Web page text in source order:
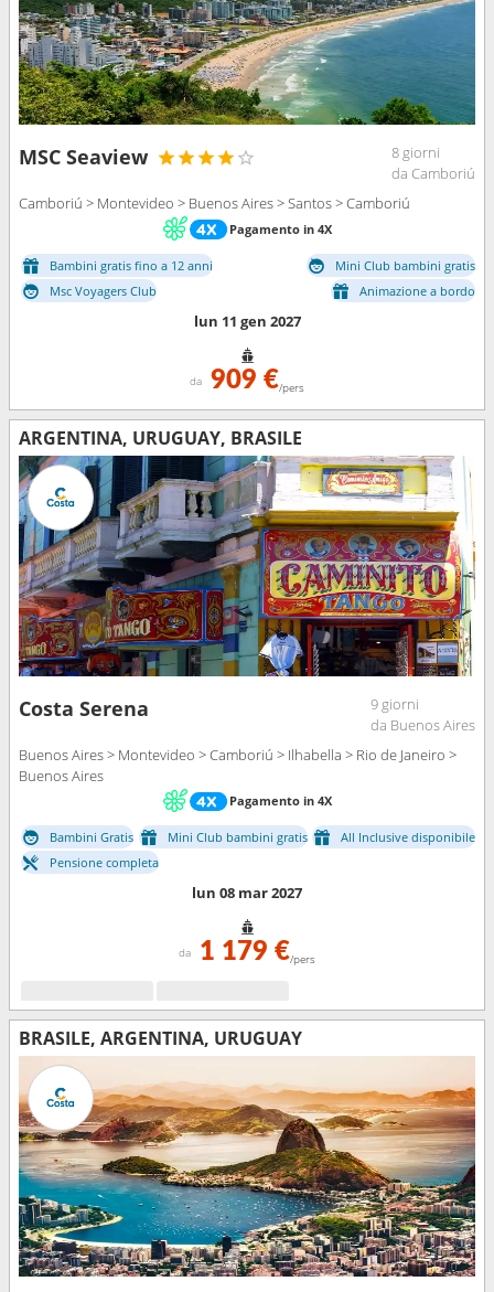
MSC Seaview
8 giorni
da Camboriú
Camboriú > Montevideo > Buenos Aires > Santos > Camboriú
Pagamento in 4X
Bambini gratis fino a 12 anni
Mini Club bambini gratis
Msc Voyagers Club
Animazione a bordo
lun 11 gen 2027
da 909 €/pers
ARGENTINA, URUGUAY, BRASILE
Costa Serena
9 giorni
da Buenos Aires
Buenos Aires > Montevideo > Camboriú > Ilhabella > Rio de Janeiro >
Buenos Aires
Pagamento in 4X
Bambini Gratis Mini Club bambini gratis
All Inclusive disponibile
Pensione completa
lun 08 mar 2027
da 1 179 €/pers
BRASILE, ARGENTINA, URUGUAY